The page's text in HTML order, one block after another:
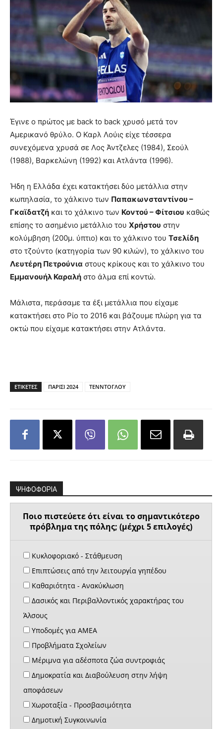
Έγινε ο πρώτος με back to back χρυσό μετά τον
Αμερικανό θρύλο. Ο Καρλ Λούις είχε τέσσερα
συνεχόμενα χρυσά σε Λος Άντζελες (1984), Σεούλ
(1988), Βαρκελώνη (1992) και Ατλάντα (1996).
Ήδη η Ελλάδα έχει κατακτήσει δύο μετάλλια στην
κωπηλασία, το χάλκινο των Παπακωνσταντίνου –
Γκαϊδατζή και το χάλκινο των Κοντού – Φίτσιου καθώς
επίσης το ασημένιο μετάλλιο του Χρήστου στην
κολύμβηση (200μ. ύπτιο) και το χάλκινο του Τσελίδη
στο τζούντο (κατηγορία των 90 κιλών), το χάλκινο του
Λευτέρη Πετρούνια στους κρίκους και το χάλκινο του
Εμμανουήλ Καραλή στο άλμα επί κοντώ.
Μάλιστα, περάσαμε τα έξι μετάλλια που είχαμε
κατακτήσει στο Ρίο το 2016 και βάζουμε πλώρη για τα
οκτώ που είχαμε κατακτήσει στην Ατλάντα.
ΕΤΙΚΕΤΕΣ ΠΑΡΙΣΙ 2024 ΤΕΝΝΤΟΓΛΟΥ
ΨΗΦΟΦΟΡΙΑ
Ποιο πιστεύετε ότι είναι το σημαντικότερο
πρόβλημα της πόλης; (μέχρι 5 επιλογές)
Κυκλοφοριακό - Στάθμευση
Επιπτώσεις από την λειτουργία γηπέδου
Καθαριότητα - Ανακύκλωση
Δασικός και Περιβαλλοντικός χαρακτήρας του
Άλσους
Υποδομές για ΑΜΕΑ
Προβλήματα Σχολείων
Μέριμνα για αδέσποτα ζώα συντροφιάς
Δημοκρατία και Διαβούλευση στην λήψη
αποφάσεων
Χωροταξία - Προσβασιμότητα
Δημοτική Συγκοινωνία